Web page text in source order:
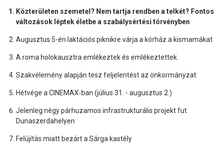
Közterületen szemetel? Nem tartja rendben a telkét? Fontos
változások léptek életbe a szabálysértési törvényben
Augusztus 5-én laktációs piknikre várja a kórház a kismamákat
A roma holokausztra emlékeztek és emlékeztettek
Szakvélemény alapján tesz feljelentést az önkormányzat
Hétvége a CINEMAX-ban (július 31. - augusztus 2.)
Jelenleg négy párhuzamos infrastrukturális projekt fut
Dunaszerdahelyen
Felújítás miatt bezárt a Sárga kastély